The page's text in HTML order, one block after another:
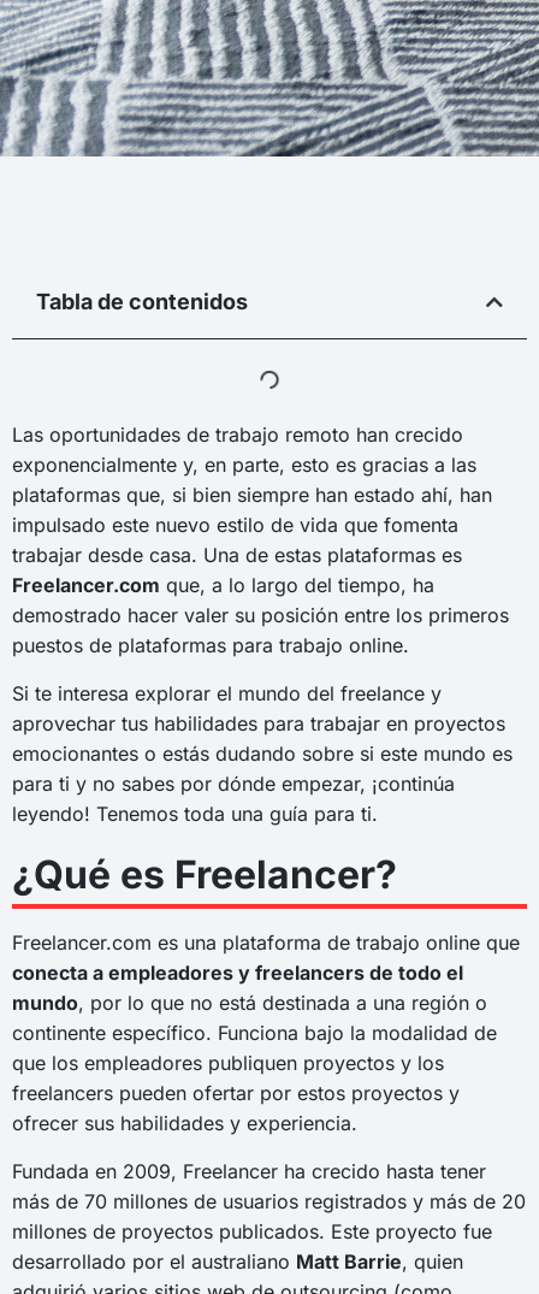
Tabla de contenidos
Las oportunidades de trabajo remoto han crecido
exponencialmente y, en parte, esto es gracias a las
plataformas que, si bien siempre han estado ahí, han
impulsado este nuevo estilo de vida que fomenta
trabajar desde casa. Una de estas plataformas es
Freelancer.com que, a lo largo del tiempo, ha
demostrado hacer valer su posición entre los primeros
puestos de plataformas para trabajo online.
Si te interesa explorar el mundo del freelance y
aprovechar tus habilidades para trabajar en proyectos
emocionantes o estás dudando sobre si este mundo es
para ti y no sabes por dónde empezar, ¡continúa
leyendo! Tenemos toda una guía para ti.
¿Qué es Freelancer?
Freelancer.com es una plataforma de trabajo online que
conecta a empleadores y freelancers de todo el
mundo, por lo que no está destinada a una región o
continente específico. Funciona bajo la modalidad de
que los empleadores publiquen proyectos y los
freelancers pueden ofertar por estos proyectos y
ofrecer sus habilidades y experiencia.
Fundada en 2009, Freelancer ha crecido hasta tener
más de 70 millones de usuarios registrados y más de 20
millones de proyectos publicados. Este proyecto fue
desarrollado por el australiano Matt Barrie, quien